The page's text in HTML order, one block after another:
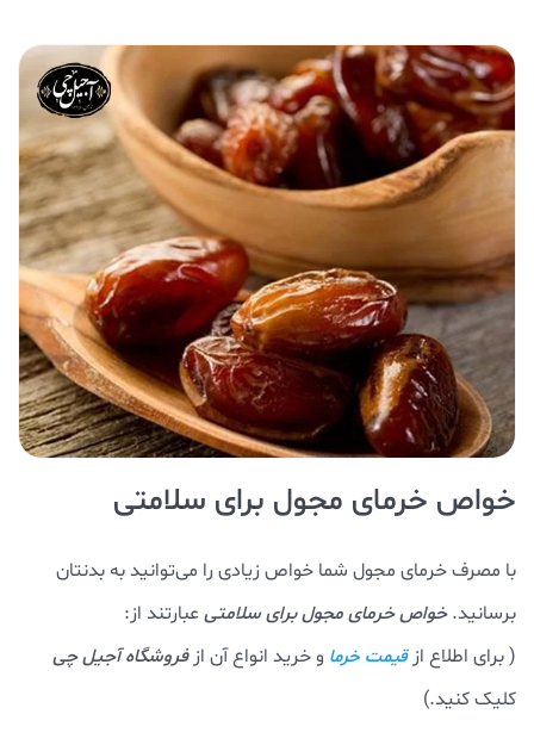
خواص خرمای مجول برای سلامتی
با مصرف خرمای مجول شما خواص زیادی را می‌توانید به بدنتان
برسانید.خواص خرمای مجول برای سلامتیعبارتند از:
( برای اطلاع ازقیمت خرما و خرید انواع آن ازفروشگاه آجیل چی
کلیک کنید.)